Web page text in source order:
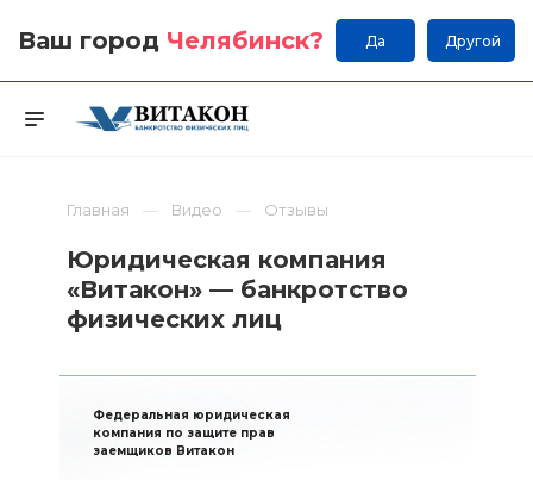
Ваш город Челябинск? Да Другой
Главная Видео Отзывы
Юридическая компания
«Витакон» — банкротство
физических лиц
Федеральная юридическая
компания по защите прав
заемщиков Витакон